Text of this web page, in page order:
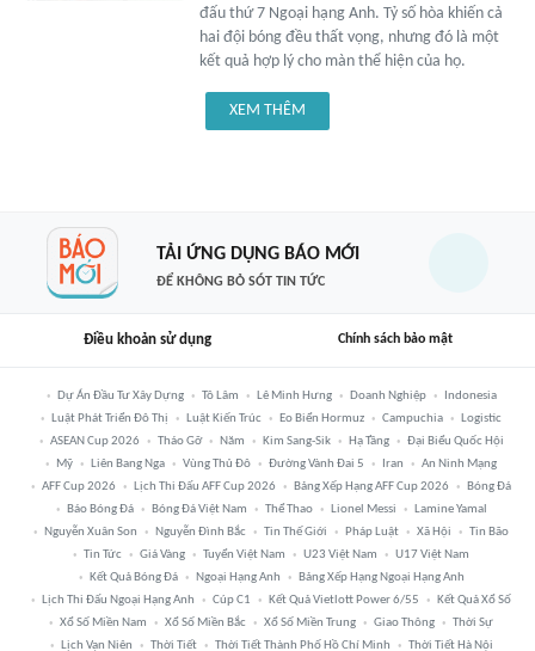
đấu thứ 7 Ngoại hạng Anh. Tỷ số hòa khiến cả
hai đội bóng đều thất vọng, nhưng đó là một
kết quả hợp lý cho màn thể hiện của họ.
XEM THÊM
TẢI ỨNG DỤNG BÁO MỚI
ĐỂ KHÔNG BỎ SÓT TIN TỨC
Điều khoản sử dụng Chính sách bảo mật
Dự Án Đầu Tư Xây Dựng Tô Lâm Lê Minh Hưng Doanh Nghiệp
Indonesia
Luật Phát Triển Đô Thị
Luật Kiến Trúc Eo Biển Hormuz Campuchia
Logistic
ASEAN Cup 2026
Tháo Gỡ Năm Kim Sang-Sik Hạ Tầng
Đại Biểu Quốc Hội
Mỹ
Liên Bang Nga Vùng Thủ Đô Đường Vành Đai 5 Iran
An Ninh Mạng
AFF Cup 2026
Lịch Thi Đấu AFF Cup 2026 Bảng Xếp Hạng AFF Cup 2026
Bóng Đá
Báo Bóng Đá
Bóng Đá Việt Nam Thể Thao Lionel Messi
Lamine Yamal
Nguyễn Xuân Son
Nguyễn Đình Bắc Tin Thế Giới Pháp Luật Xã Hội
Tin Bão
Tin Tức
Giá Vàng Tuyển Việt Nam U23 Việt Nam
U17 Việt Nam
Kết Quả Bóng Đá
Ngoại Hạng Anh
Bảng Xếp Hạng Ngoại Hạng Anh
Lịch Thi Đấu Ngoại Hạng Anh
Cúp C1 Kết Quả Vietlott Power 6/55
Kết Quả Xổ Số
Xổ Số Miền Nam
Xổ Số Miền Bắc Xổ Số Miền Trung Giao Thông
Thời Sự
Lịch Vạn Niên
Thời Tiết Thời Tiết Thành Phố Hồ Chí Minh Thời Tiết Hà Nội